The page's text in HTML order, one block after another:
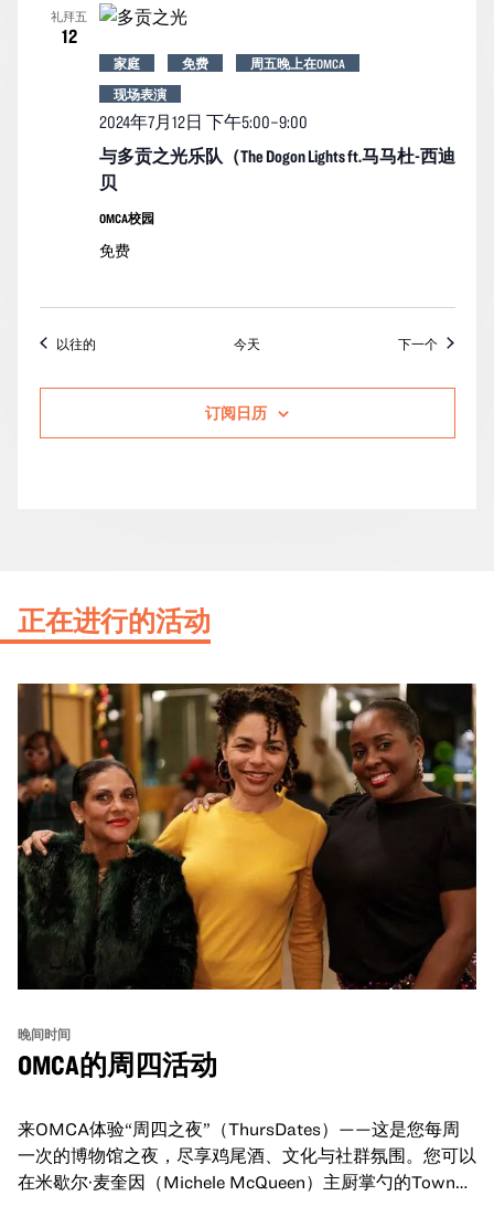
礼拜五
12
与多贡之光乐队（The Dogon Lights ft.马马杜-西迪
贝
2024年7月12日 下午5:00–9:00
家庭 免费
周五晚上在OMCA
现场表演
OMCA校园
免费
以往的活动 今天 下一个活动
订阅日历
正在进行的活动
晚间时间
OMCA的周四活动
来OMCA体验“周四之夜”（ThursDates）——这是您每周
一次的博物馆之夜，尽享鸡尾酒、文化与社群氛围。您可以
在米歇尔·麦奎因（Michele McQueen）主厨掌勺的Town